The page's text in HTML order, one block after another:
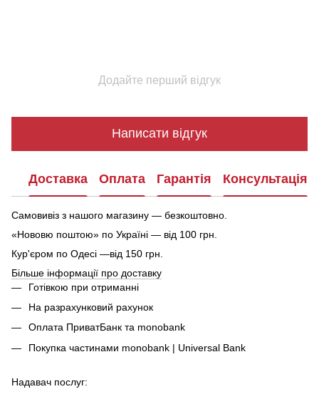
Додайте перший відгук
Написати відгук
Доставка Оплата Гарантія Консультація
Самовивіз з нашого магазину — безкоштовно.
«Нововю поштою» по Україні — від 100 грн.
Кур'єром по Одесі —від 150 грн.
Більше інформації про доставку
Готівкою при отриманні
На разрахунковий рахунок
Оплата ПриватБанк та monobank
Покупка частинами monobank | Universal Bank
Надавач послуг: